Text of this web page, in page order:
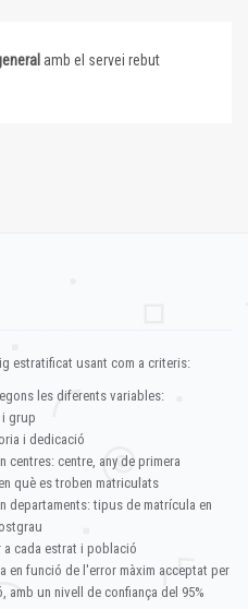
amb el servei rebut
estratificat usant com a criteris:
les diferents variables:
i grup
i dedicació
centres: centre, any de primera
què es troben matriculats
departaments: tipus de matrícula en
cada estrat i població
en funció de l'error màxim acceptat per
un nivell de confiança del 95%